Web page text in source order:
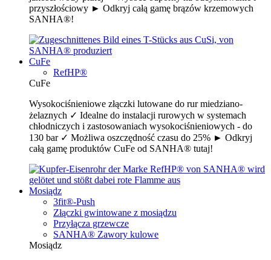
przyszłościowy ► Odkryj całą gamę brązów krzemowych
SANHA®!
CuFe
RefHP®
CuFe
Wysokociśnieniowe złączki lutowane do rur miedziano-
żelaznych ✓ Idealne do instalacji rurowych w systemach
chłodniczych i zastosowaniach wysokociśnieniowych - do
130 bar ✓ Możliwa oszczędność czasu do 25% ► Odkryj
całą gamę produktów CuFe od SANHA® tutaj!
Mosiądz
3fit®-Push
Złączki gwintowane z mosiądzu
Przyłącza grzewcze
SANHA® Zawory kulowe
Mosiądz